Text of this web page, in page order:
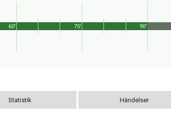
90'
60' 75'
Statistik Händelser